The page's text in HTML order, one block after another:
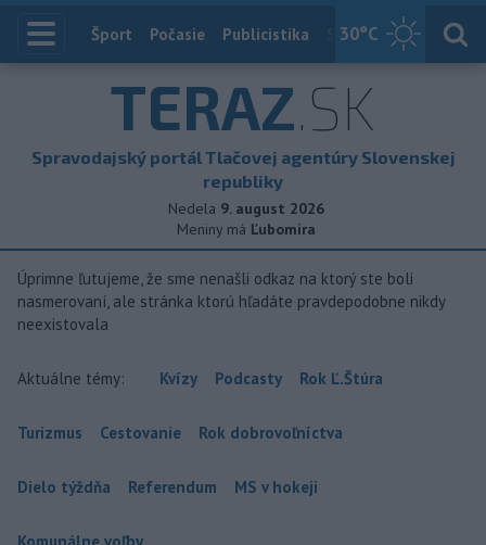
30°C
Index
Šport Počasie Publicistika Slovensko
TERAZ.SK
Spravodajský portál Tlačovej agentúry Slovenskej
republiky
Nedela 9. august 2026
Meniny má Ľubomíra
Úprimne ľutujeme, že sme nenašli odkaz na ktorý ste boli
nasmerovaní, ale stránka ktorú hľadáte pravdepodobne nikdy
neexistovala
Aktuálne témy: Kvízy Podcasty Rok Ľ.Štúra
Turizmus Cestovanie Rok dobrovoľníctva
Dielo týždňa Referendum MS v hokeji